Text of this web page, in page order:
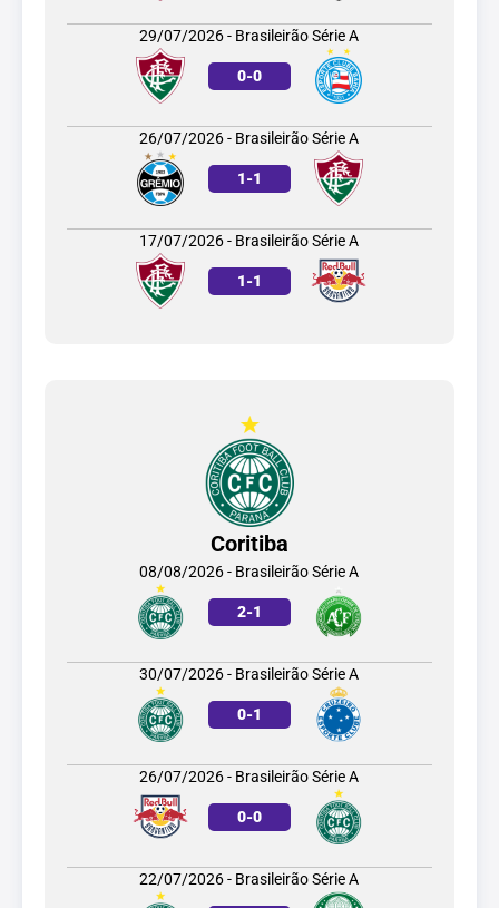
29/07/2026 - Brasileirão Série A
0-0
26/07/2026 - Brasileirão Série A
1-1
17/07/2026 - Brasileirão Série A
1-1
Coritiba
08/08/2026 - Brasileirão Série A
2-1
30/07/2026 - Brasileirão Série A
0-1
26/07/2026 - Brasileirão Série A
0-0
22/07/2026 - Brasileirão Série A